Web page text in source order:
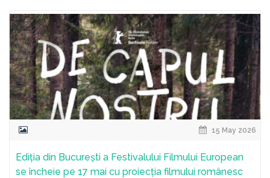
15 May 2026
Ediția din București a Festivalului Filmului European
se încheie pe 17 mai cu proiecția filmului românesc